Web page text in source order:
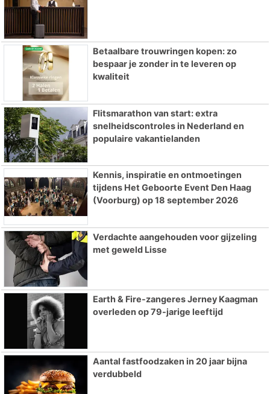
Betaalbare trouwringen kopen: zo
bespaar je zonder in te leveren op
kwaliteit
Flitsmarathon van start: extra
snelheidscontroles in Nederland en
populaire vakantielanden
Kennis, inspiratie en ontmoetingen
tijdens Het Geboorte Event Den Haag
(Voorburg) op 18 september 2026
Verdachte aangehouden voor gijzeling
met geweld Lisse
Earth & Fire-zangeres Jerney Kaagman
overleden op 79-jarige leeftijd
Aantal fastfoodzaken in 20 jaar bijna
verdubbeld